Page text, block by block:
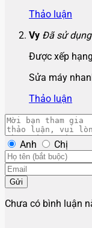
Thảo luận
Vy Đã sử
Được xếp hạng
Sửa máy
Thảo luận
Anh Chị
Gửi
Chưa có bình luận